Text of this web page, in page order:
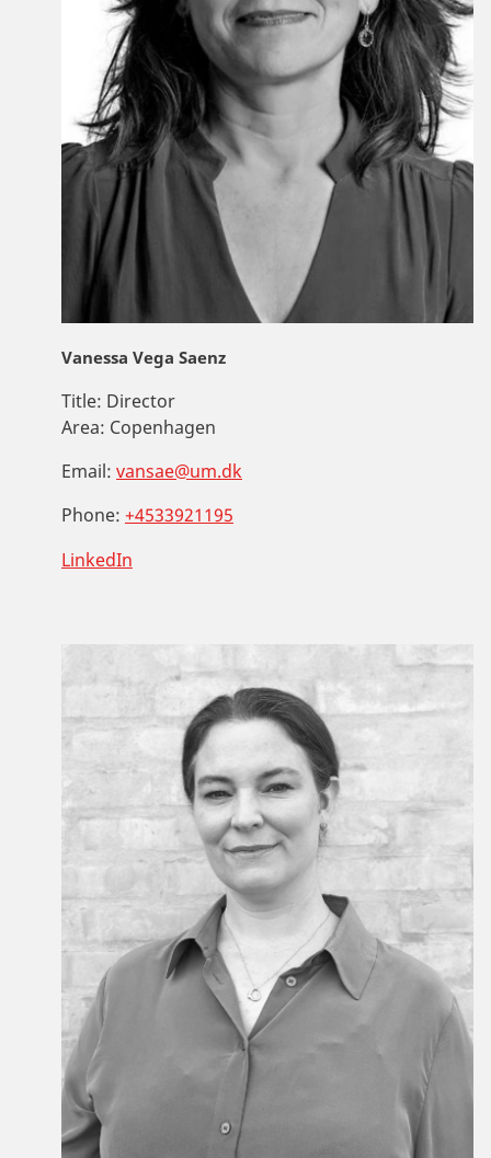
Vanessa Vega Saenz
Title: Director
Area: Copenhagen
Email: vansae@um.dk
Phone: +4533921195
LinkedIn